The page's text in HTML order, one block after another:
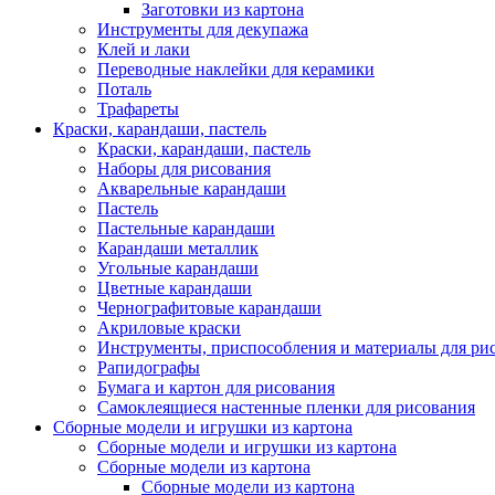
Заготовки из картона
Инструменты для декупажа
Клей и лаки
Переводные наклейки для керамики
Поталь
Трафареты
Краски, карандаши, пастель
Краски, карандаши, пастель
Наборы для рисования
Акварельные карандаши
Пастель
Пастельные карандаши
Карандаши металлик
Угольные карандаши
Цветные карандаши
Чернографитовые карандаши
Акриловые краски
Инструменты, приспособления и материалы для
Рапидографы
Бумага и картон для рисования
Самоклеящиеся настенные пленки для рисования
Сборные модели и игрушки из картона
Сборные модели и игрушки из картона
Сборные модели из картона
Сборные модели из картона